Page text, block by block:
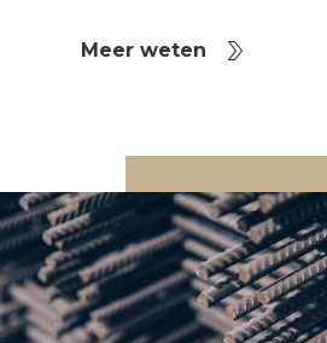
Meer weten